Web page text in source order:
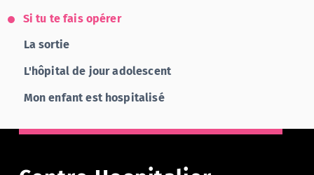
Si tu te fais opérer
La sortie
L'hôpital de jour adolescent
Mon enfant est hospitalisé